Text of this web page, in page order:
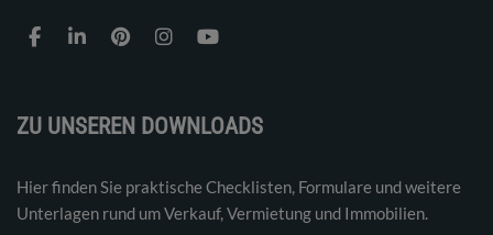
ZU UNSEREN DOWNLOADS
Hier finden Sie praktische Checklisten, Formulare und weitere
Unterlagen rund um Verkauf, Vermietung und Immobilien.